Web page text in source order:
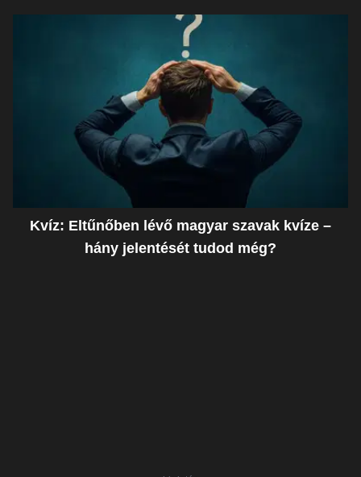
Kvíz: Eltűnőben lévő magyar szavak kvíze –
hány jelentését tudod még?